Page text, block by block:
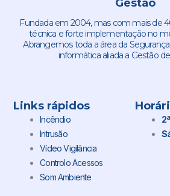
Gestão
Fundada em 2004, mas com mais de
técnica e forte implementação no
Abrangemos toda a área da
informática aliada a Gestão
Links rápidos
Incêndio
Intrusão
Vídeo Vigilância
Controlo Acessos
Som Ambiente